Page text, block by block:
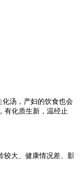
汤，产妇的饮食也会
有化质生新，温经止
较大、健康情况差、影